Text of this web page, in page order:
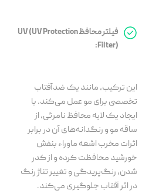
فیلتر محافظ UV (UV Protection
Filter):
این ترکیب، مانند یک ضدآفتاب
تخصصی برای مو عمل می‌کند. با
ایجاد یک لایه محافظ نامرئی، از
ساقه مو و رنگدانه‌های آن در برابر
اثرات مخرب اشعه ماوراء بنفش
خورشید محافظت کرده و از کدر
شدن، رنگ‌پریدگی و تغییر تناژ رنگ
در اثر آفتاب جلوگیری می‌کند.